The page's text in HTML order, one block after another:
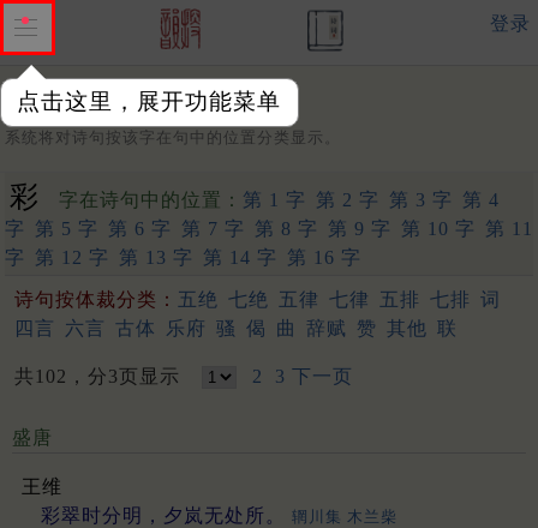
点击这里，展开功能菜单
登录
字：
系统将对诗句按该字在句中的位置分类显示。
彩 字在诗句中的位置： 第 1 字 第 2 字 第 3 字
第 4
字
第 5 字 第 6 字 第 7 字 第 8 字 第 9 字 第 10 字
第 11
字
第 12 字 第 13 字 第 14 字 第 16 字
诗句按体裁分类： 五绝 七绝 五律 七律 五排 七排 词
四言
六言 古体 乐府 骚 偈 曲 辞赋 赞 其他 联
共102，分3页显示 2 3 下一页
盛唐
王维
彩翠时分明，夕岚无处所。
辋川集 木兰柴